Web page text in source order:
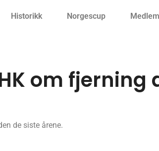
Historikk Norgescup
om fjerning
de siste årene.